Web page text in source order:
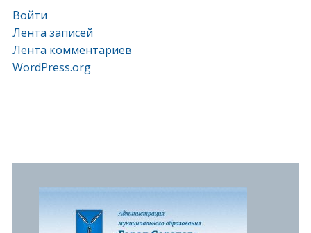
Войти
Лента записей
Лента комментариев
WordPress.org